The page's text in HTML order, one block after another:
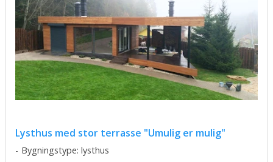
Lysthus med stor terrasse "Umulig er mulig"
Bygningstype: lysthus